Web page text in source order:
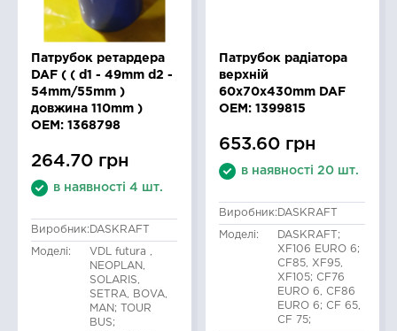
Патрубок ретардера
DAF ( ( d1 - 49mm d2 -
54mm/55mm )
довжина 110mm )
OEM: 1368798
264.70 грн
в наявності 4 шт.
Виробник: DASKRAFT
Моделі:
VDL futura ,
NEOPLAN,
SOLARIS,
SETRA, BOVA,
MAN; TOUR
BUS;
Патрубок радіатора
верхній
60x70x430mm DAF
OEM: 1399815
653.60 грн
в наявності 20 шт.
Виробник: DASKRAFT
Моделі:
DASKRAFT;
XF106 EURO 6;
CF85, XF95,
XF105; CF76
EURO 6, CF86
EURO 6; CF 65,
CF 75;